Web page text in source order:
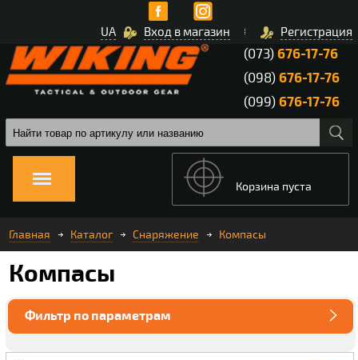
Вход в магазин Регистрация
UA
(073)676-17-76
(098)676-17-76
(099)676-17-76
Корзина пуста
Главная Каталог Снаряжение Компасы
Компасы
Фильтр по параметрам